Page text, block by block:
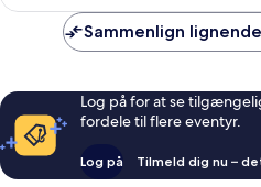
Sammenlign
Log på for at se
fordele til flere eventyr.
Log på Tilmeld dig nu –